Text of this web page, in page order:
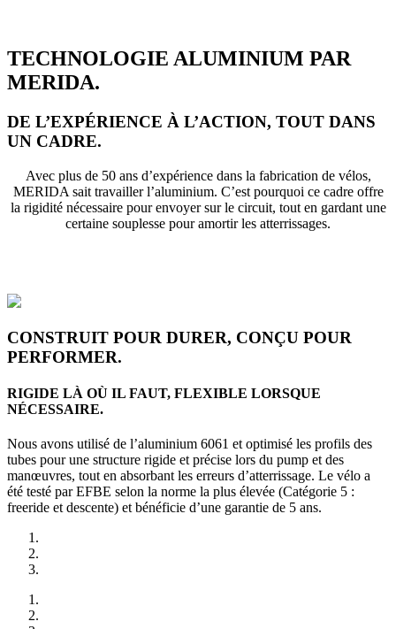
TECHNOLOGIE ALUMINIUM PAR
MERIDA.
DE L’EXPÉRIENCE À L’ACTION, TOUT DANS
UN CADRE.
Avec plus de 50 ans d’expérience dans la fabrication de vélos,
MERIDA sait travailler l’aluminium. C’est pourquoi ce cadre offre
la rigidité nécessaire pour envoyer sur le circuit, tout en gardant une
certaine souplesse pour amortir les atterrissages.
CONSTRUIT POUR DURER, CONÇU POUR
PERFORMER.
RIGIDE LÀ OÙ IL FAUT, FLEXIBLE LORSQUE
NÉCESSAIRE.
Nous avons utilisé de l’aluminium 6061 et optimisé les profils des
tubes pour une structure rigide et précise lors du pump et des
manœuvres, tout en absorbant les erreurs d’atterrissage. Le vélo a
été testé par EFBE selon la norme la plus élevée (Catégorie 5 :
freeride et descente) et bénéficie d’une garantie de 5 ans.